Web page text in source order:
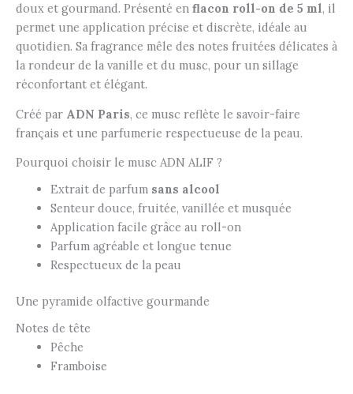
doux et gourmand. Présenté en flacon roll-on de 5 ml, il
permet une application précise et discrète, idéale au
quotidien. Sa fragrance mêle des notes fruitées délicates à
la rondeur de la vanille et du musc, pour un sillage
réconfortant et élégant.
Créé par ADN Paris, ce musc reflète le savoir-faire
français et une parfumerie respectueuse de la peau.
Pourquoi choisir le musc ADN ALIF ?
Extrait de parfum sans alcool
Senteur douce, fruitée, vanillée et musquée
Application facile grâce au roll-on
Parfum agréable et longue tenue
Respectueux de la peau
Une pyramide olfactive gourmande
Notes de tête
Pêche
Framboise